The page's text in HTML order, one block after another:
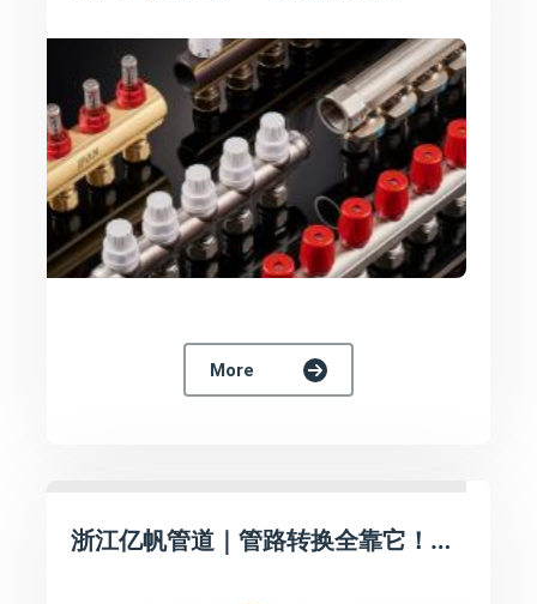
More
浙江亿帆管道｜管路转换全靠它！亿帆加厚黄铜螺纹管件，适配多管材接驳